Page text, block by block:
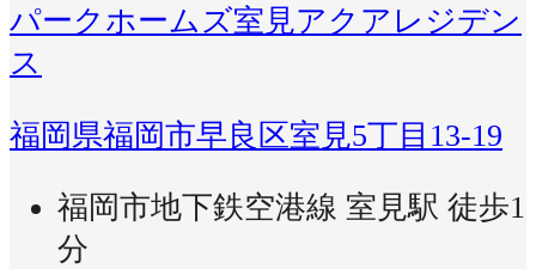
パークホームズ室見アクアレジデン
ス
福岡県福岡市早良区室見5丁目13-19
福岡市地下鉄空港線 室見駅 徒歩1
分